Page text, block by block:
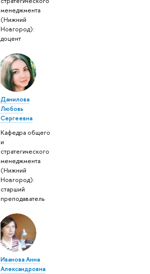
менеджмента
(Нижний
Новгород):
доцент
Данилова
Любовь
Сергеевна
Кафедра общего
и
стратегического
менеджмента
(Нижний
Новгород):
старший
преподаватель
Иванова Анна
Александровна